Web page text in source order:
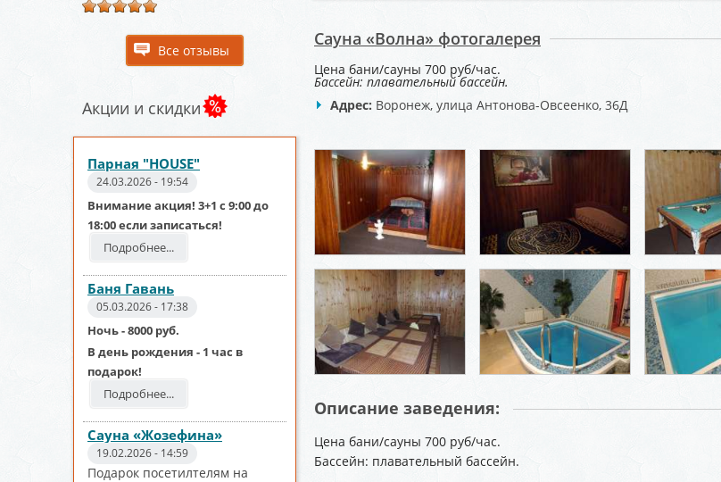
Все отзывы
Акции и скидки
Парная "HOUSE"
24.03.2026 - 19:54
Внимание акция! 3+1 с 9:00 до
18:00 если записаться!
Подробнее...
Баня Гавань
05.03.2026 - 17:38
Ночь - 8000 руб.
В день рождения - 1 час в
подарок!
Подробнее...
Сауна «Жозефина»
19.02.2026 - 14:59
Подарок посетилтелям на
Сауна «Волна» фотогалерея
Цена бани/сауны 700 руб/час.
Бассейн: плавательный бассейн.
Адрес: Воронеж, улица Антонова-Овсеенко, 36Д
Описание заведения:
Цена бани/сауны 700 руб/час.
Бассейн: плавательный бассейн.